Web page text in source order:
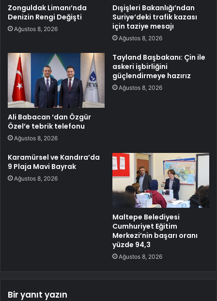
Zonguldak Limanı’nda
Denizin Rengi Değişti
Ağustos 8, 2026
Dışişleri Bakanlığı’ndan
Suriye’deki trafik kazası
için taziye mesajı
Ağustos 8, 2026
Ali Babacan ‘dan Özgür
Özel’e tebrik telefonu
Ağustos 8, 2026
Tayland Başbakanı: Çin ile
askeri işbirliğini
güçlendirmeye hazırız
Ağustos 8, 2026
Karamürsel ve Kandıra’da
9 Plaja Mavi Bayrak
Ağustos 8, 2026
Maltepe Belediyesi
Cumhuriyet Eğitim
Merkezi’nin başarı oranı
yüzde 94,3
Ağustos 8, 2026
Bir yanıt yazın